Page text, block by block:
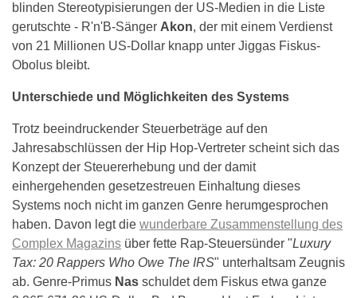
blinden Stereotypisierungen der US-Medien in die Liste
gerutschte - R'n'B-Sänger Akon, der mit einem Verdienst
von 21 Millionen US-Dollar knapp unter Jiggas Fiskus-
Obolus bleibt.
Unterschiede und Möglichkeiten des Systems
Trotz beeindruckender Steuerbeträge auf den
Jahresabschlüssen der Hip Hop-Vertreter scheint sich das
Konzept der Steuererhebung und der damit
einhergehenden gesetzestreuen Einhaltung dieses
Systems noch nicht im ganzen Genre herumgesprochen
haben. Davon legt die wunderbare Zusammenstellung des
Complex Magazins über fette Rap-Steuersünder "Luxury
Tax: 20 Rappers Who Owe The IRS" unterhaltsam Zeugnis
ab. Genre-Primus Nas schuldet dem Fiskus etwa ganze